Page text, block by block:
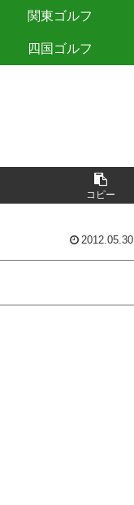
関東ゴルフ
四国ゴルフ
コピー
2012.05.30